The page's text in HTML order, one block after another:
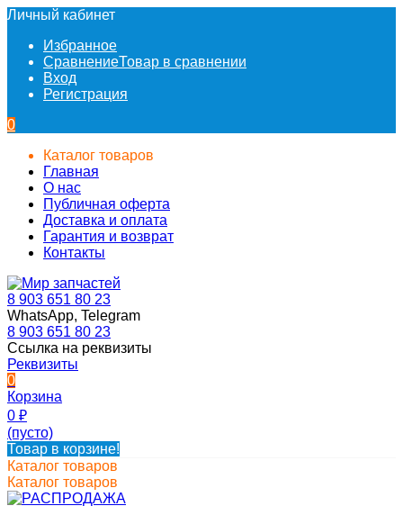
Личный кабинет
Избранное
СравнениеТовар в сравнении
Вход
Регистрация
0
Каталог товаров
Главная
О нас
Публичная оферта
Доставка и оплата
Гарантия и возврат
Контакты
8 903 651 80 23
WhatsApp, Telegram
8 903 651 80 23
Ссылка на реквизиты
Реквизиты
0
Корзина
0 ₽
(пусто)
Товар в корзине!
Каталог товаров
Каталог товаров